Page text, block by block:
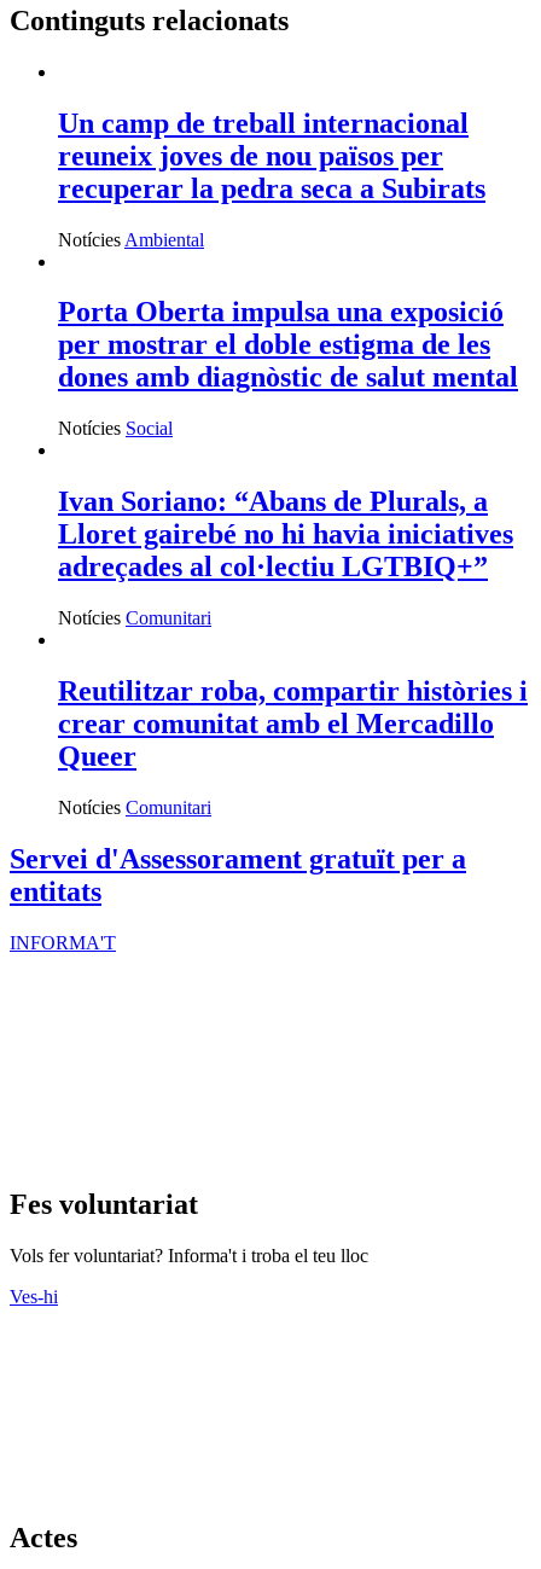
Continguts relacionats
Un camp de treball internacional
reuneix joves de nou països per
recuperar la pedra seca a Subirats
Notícies Ambiental
Porta Oberta impulsa una exposició
per mostrar el doble estigma de les
dones amb diagnòstic de salut mental
Notícies Social
Ivan Soriano: “Abans de Plurals, a
Lloret gairebé no hi havia iniciatives
adreçades al col·lectiu LGTBIQ+”
Notícies Comunitari
Reutilitzar roba, compartir històries i
crear comunitat amb el Mercadillo
Queer
Notícies Comunitari
Servei d'Assessorament gratuït per a
entitats
INFORMA'T
Fes voluntariat
Vols fer voluntariat? Informa't i troba el teu lloc
Ves-hi
Actes